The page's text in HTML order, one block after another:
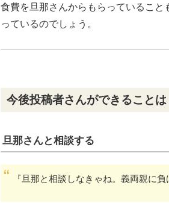
食費を旦那さんからもらっているこ
っているのでしょう。
今後投稿者さんができることは
旦那さんと相談する
『旦那と相談しなきゃね。義両親に負